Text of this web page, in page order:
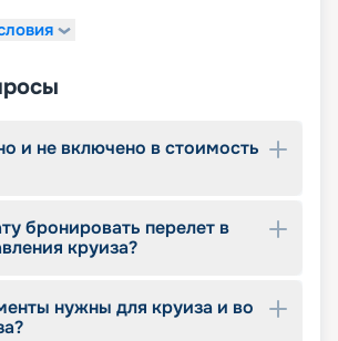
и не включено в стоимость
бронировать перелет в
круиза?
нужны для круиза и во